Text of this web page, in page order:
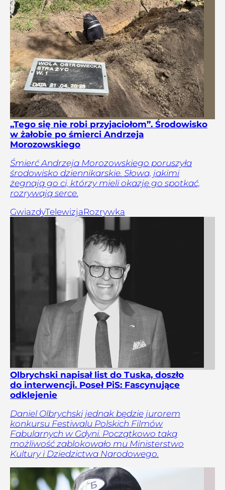
„Tego się nie robi przyjaciołom”. Środowisko
w żałobie po śmierci Andrzeja
Morozowskiego
Śmierć Andrzeja Morozowskiego poruszyła
środowisko dziennikarskie. Słowa, jakimi
żegnają go ci, którzy mieli okazję go spotkać,
rozrywają serce.
GwiazdyTelewizjaRozrywka
Olbrychski napisał list do Tuska, doszło
do interwencji. Poseł PiS: Fascynujące
odklejenie
Daniel Olbrychski jednak będzie jurorem
konkursu Festiwalu Polskich Filmów
Fabularnych w Gdyni. Początkowo taką
możliwość zablokowało mu Ministerstwo
Kultury i Dziedzictwa Narodowego.